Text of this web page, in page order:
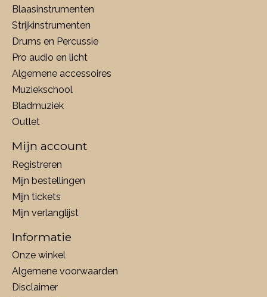
Blaasinstrumenten
Strijkinstrumenten
Drums en Percussie
Pro audio en licht
Algemene accessoires
Muziekschool
Bladmuziek
Outlet
Mijn account
Registreren
Mijn bestellingen
Mijn tickets
Mijn verlanglijst
Informatie
Onze winkel
Algemene voorwaarden
Disclaimer